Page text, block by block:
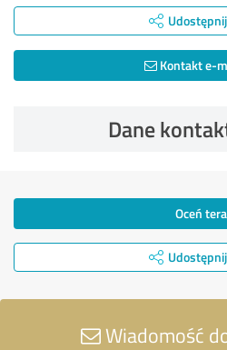
Kontakt e-
Dane
Oceń
Wiadomość